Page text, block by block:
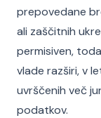
prepovedane
ali zaščitnih
permisiven,
vlade razširi, v
uvrščenih več
podatkov.